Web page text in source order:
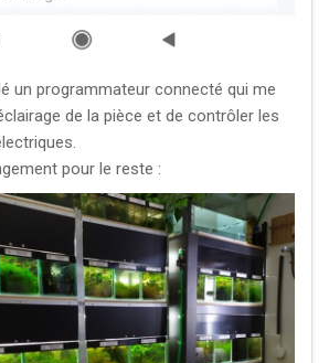
un programmateur connecté qui me
de la pièce et de contrôler les
pour le reste :